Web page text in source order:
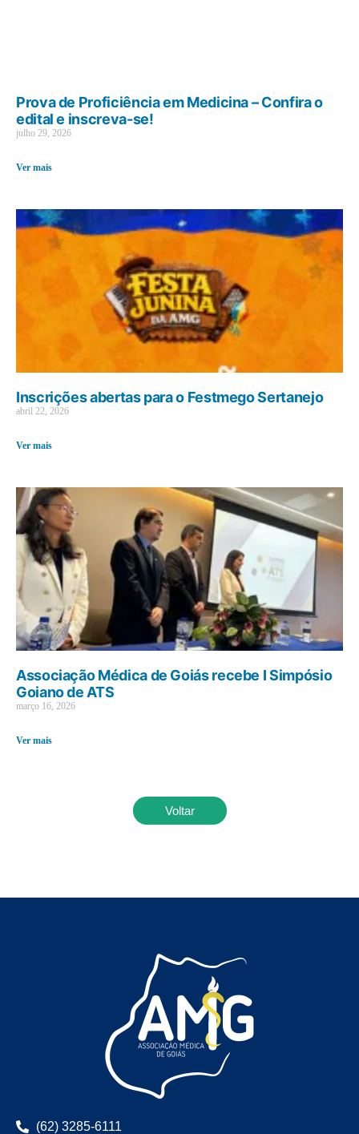
Prova de Proficiência em Medicina – Confira o
edital e inscreva-se!
julho 29, 2026
Ver mais
Inscrições abertas para o Festmego Sertanejo
abril 22, 2026
Ver mais
Associação Médica de Goiás recebe I Simpósio
Goiano de ATS
março 16, 2026
Ver mais
Voltar
(62) 3285-6111